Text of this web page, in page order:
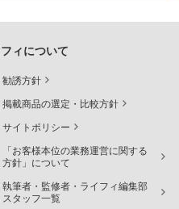
ィについて
勧誘方針
掲載商品の選定・比較方針
サイトポリシー
「お客様本位の業務運営に関する
方針」について
執筆者・監修者・ライフィ編集部
スタッフ一覧